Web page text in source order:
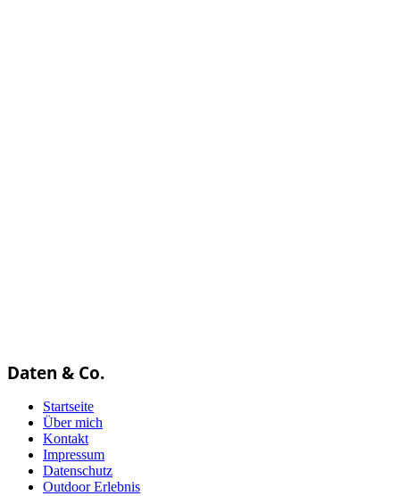
Daten & Co.
Startseite
Über mich
Kontakt
Impressum
Datenschutz
Outdoor Erlebnis